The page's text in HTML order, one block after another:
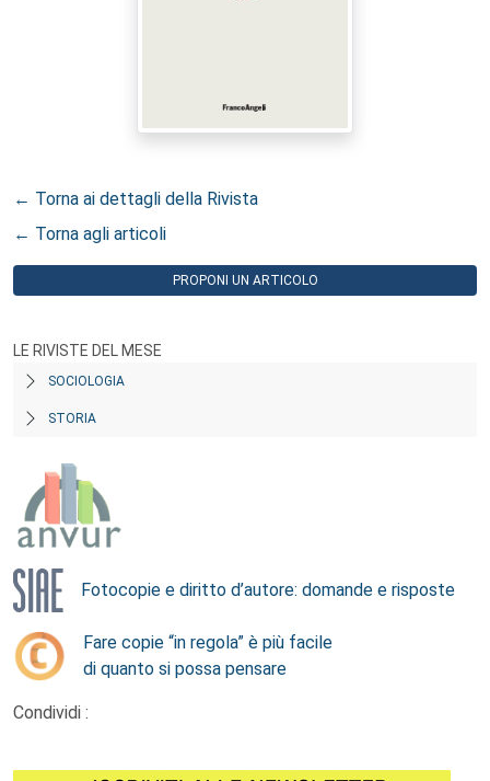
← Torna ai dettagli della Rivista
← Torna agli articoli
PROPONI UN ARTICOLO
LE RIVISTE DEL MESE
SOCIOLOGIA
STORIA
Fotocopie e diritto d’autore: domande e risposte
Fare copie “in regola” è più facile
di quanto si possa pensare
Condividi :